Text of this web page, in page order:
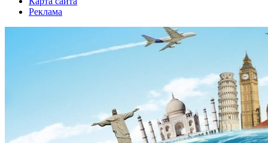
Реклама